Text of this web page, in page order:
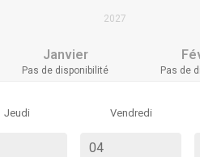
Janvier
Pas de disponibilité
2027
Pas de
Jeudi Vendredi
04